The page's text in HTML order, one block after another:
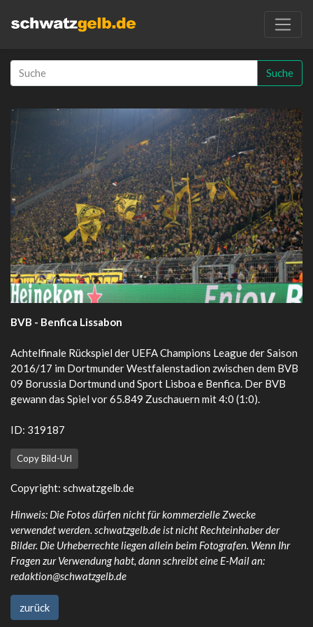
Suche
BVB - Benfica Lissabon
Achtelfinale Rückspiel der UEFA Champions League der Saison
2016/17 im Dortmunder Westfalenstadion zwischen dem BVB
09 Borussia Dortmund und Sport Lisboa e Benfica. Der BVB
gewann das Spiel vor 65.849 Zuschauern mit 4:0 (1:0).
ID: 319187
Copy Bild-Url
Copyright: schwatzgelb.de
Hinweis: Die Fotos dürfen nicht für kommerzielle Zwecke
verwendet werden. schwatzgelb.de ist nicht Rechteinhaber der
Bilder. Die Urheberrechte liegen allein beim Fotografen. Wenn Ihr
Fragen zur Verwendung habt, dann schreibt eine E-Mail an:
redaktion@schwatzgelb.de
zurück